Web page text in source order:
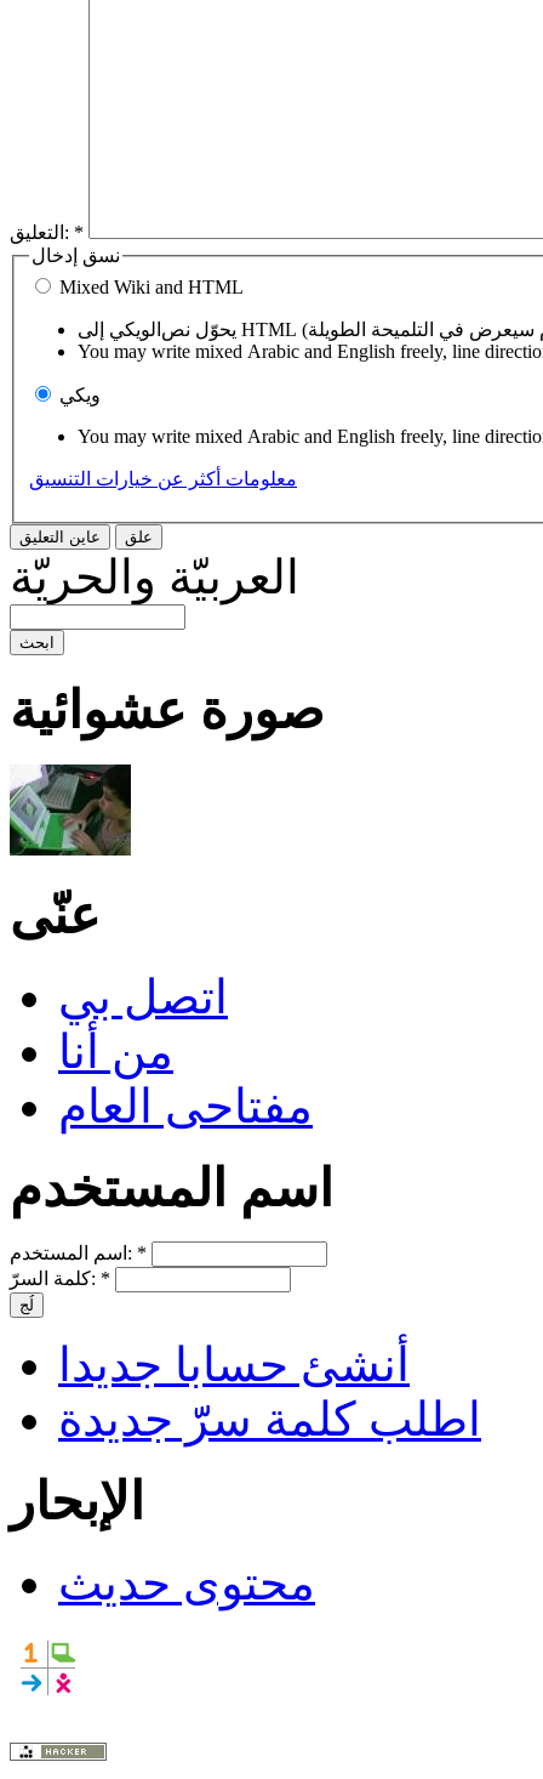
التعليق: *
نسق إدخال
Mixed Wiki and HTML
You may write mixed Arabic and English freely, line
ويكي
You may write mixed Arabic and English freely, line
معلومات أكثر عن خيارات التنسيق
العربيّة والحريّة
صورة عشوائية
عنّى
اتصل بي
من أنا
مفتاحى العام
اسم المستخدم
اسم المستخدم: *
كلمة السرّ: *
أنشئ حسابا جديدا
اطلب كلمة سرّّ جديدة
الإبحار
محتوى حديث